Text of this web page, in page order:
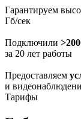
Гарантируем
Гб/сек
Подключили
за 20 лет работы
Предоставляем
и
Тарифы